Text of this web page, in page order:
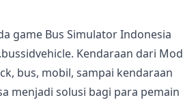
game Bus Simulator Indonesia
Kendaraan dari Mod
bus, mobil, sampai kendaraan
menjadi solusi bagi para pemain